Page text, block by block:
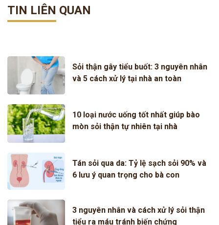
TIN LIÊN QUAN
Sỏi thận gây tiểu buốt: 3 nguyên nhân
và 5 cách xử lý tại nhà an toàn
10 loại nước uống tốt nhất giúp bào
mòn sỏi thận tự nhiên tại nhà
Tán sỏi qua da: Tỷ lệ sạch sỏi 90% và
6 lưu ý quan trọng cho bà con
3 nguyên nhân và cách xử lý sỏi thận
tiểu ra máu tránh biến chứng